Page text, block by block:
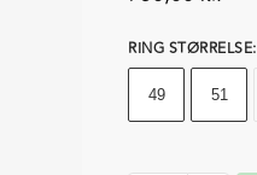
RING STØRRELSE:
49 51